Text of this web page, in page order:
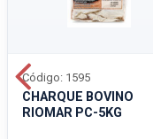
CHARQUE BOVINO
RIOMAR PC-5KG
Código: 1595